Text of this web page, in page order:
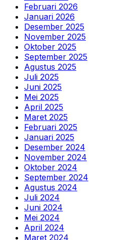
Februari 2026
Januari 2026
Desember 2025
November 2025
Oktober 2025
September 2025
Agustus 2025
Juli 2025
Juni 2025
Mei 2025
April 2025
Maret 2025
Februari 2025
Januari 2025
Desember 2024
November 2024
Oktober 2024
September 2024
Agustus 2024
Juli 2024
Juni 2024
Mei 2024
April 2024
Maret 2024